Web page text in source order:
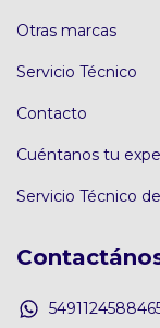
Otras marcas
Servicio Técnico
Contacto
Cuéntanos tu
Servicio Técnico